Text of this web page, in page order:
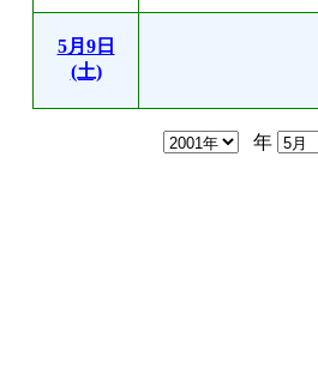
5月9日
(土)
年